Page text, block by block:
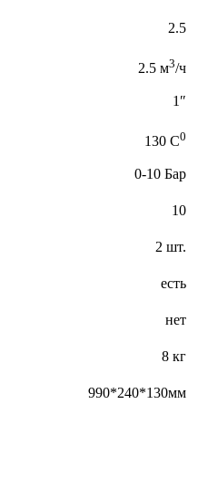
2.5
2.5 м3/ч
1″
130 C0
0-10 Бар
10
2 шт.
есть
нет
8 кг
990*240*130мм